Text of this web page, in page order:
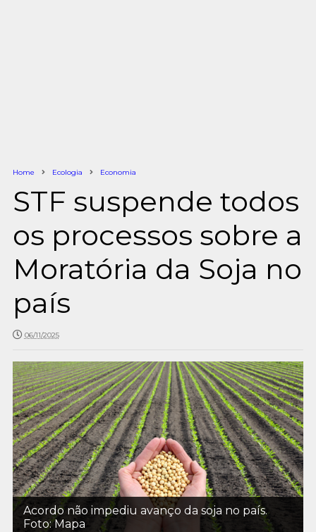
Home Ecologia Economia
STF suspende todos
os processos sobre a
Moratória da Soja no
país
06/11/2025
Acordo não impediu avanço da soja no país.
Foto: Mapa